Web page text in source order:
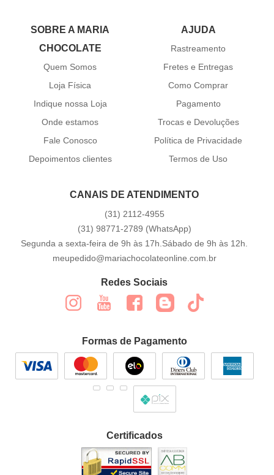
SOBRE A MARIA
CHOCOLATE
Quem Somos
Loja Física
Indique nossa Loja
Onde estamos
Fale Conosco
Depoimentos clientes
AJUDA
Rastreamento
Fretes e Entregas
Como Comprar
Pagamento
Trocas e Devoluções
Política de Privacidade
Termos de Uso
CANAIS DE ATENDIMENTO
(31) 2112-4955
(31) 98771-2789 (WhatsApp)
Segunda a sexta-feira de 9h às 17h.Sábado de 9h às 12h.
meupedido@mariachocolateonline.com.br
Redes Sociais
Formas de Pagamento
Certificados